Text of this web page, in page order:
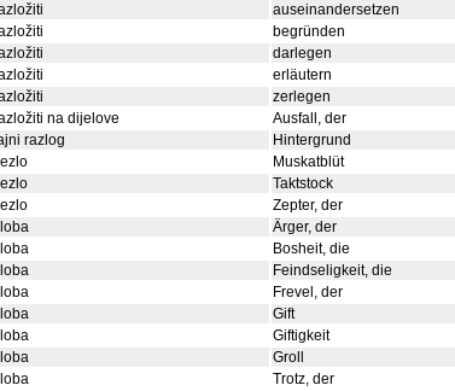
auseinandersetzen
begründen
darlegen
erläutern
zerlegen
na dijelove
Ausfall, der
razlog
Hintergrund
Muskatblüt
Taktstock
Zepter, der
Ärger, der
Bosheit, die
Feindseligkeit, die
Frevel, der
Gift
Giftigkeit
Groll
Trotz, der